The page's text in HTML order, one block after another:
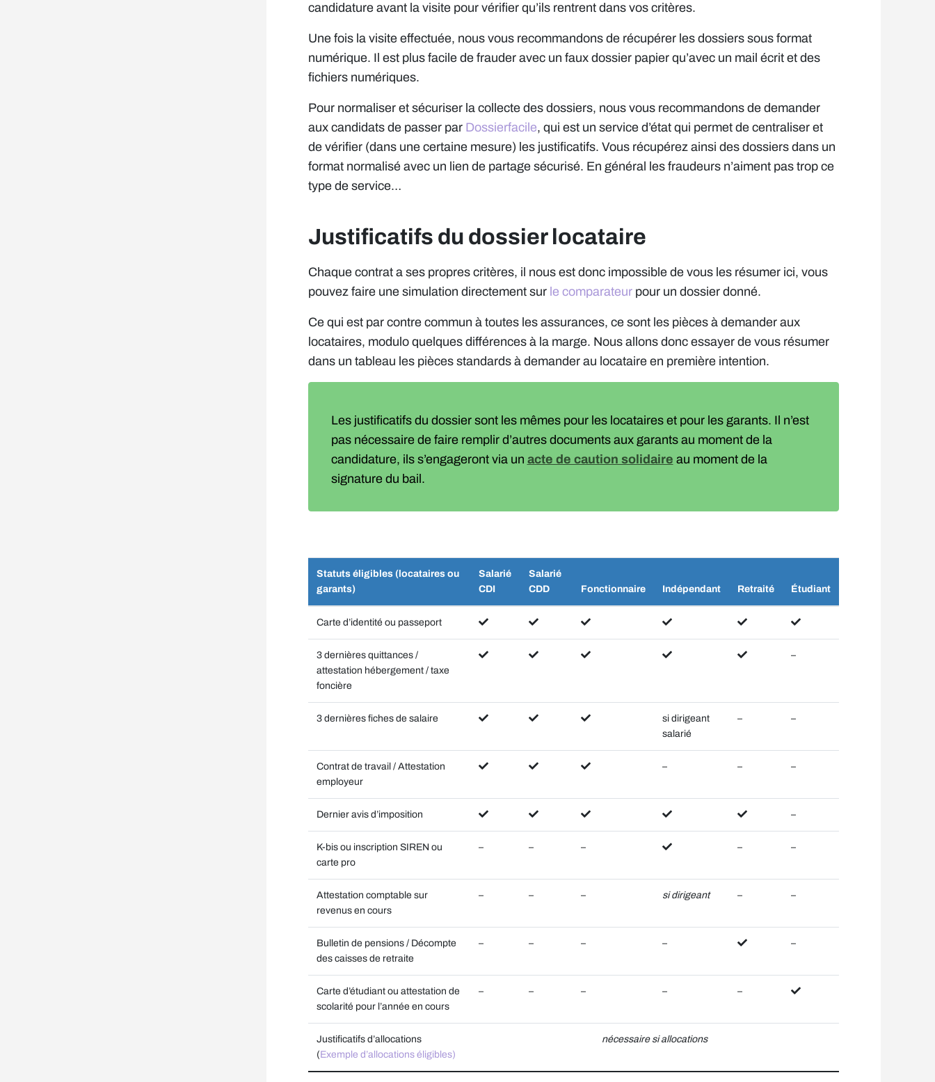
candidature avant la visite pour vérifier qu’ils rentrent dans vos critères.
Une fois la visite effectuée, nous vous recommandons de récupérer les dossiers sous format
numérique. Il est plus facile de frauder avec un faux dossier papier qu’avec un mail écrit et des
fichiers numériques.
Pour normaliser et sécuriser la collecte des dossiers, nous vous recommandons de demander
aux candidats de passer par Dossierfacile, qui est un service d’état qui permet de centraliser et
de vérifier (dans une certaine mesure) les justificatifs. Vous récupérez ainsi des dossiers dans un
format normalisé avec un lien de partage sécurisé. En général les fraudeurs n’aiment pas trop ce
type de service…
Justificatifs du dossier locataire
Chaque contrat a ses propres critères, il nous est donc impossible de vous les résumer ici, vous
pouvez faire une simulation directement sur le comparateurpour un dossier donné.
Ce qui est par contre commun à toutes les assurances, ce sont les pièces à demander aux
locataires, modulo quelques différences à la marge. Nous allons donc essayer de vous résumer
dans un tableau les pièces standards à demander au locataire en première intention.
Les justificatifs du dossier sont les mêmes pour les locataires et pour les garants. Il n’est
pas nécessaire de faire remplir d’autres documents aux garants au moment de la
candidature, ils s’engageront via un acte de caution solidaire au moment de la
signature du bail.
Statuts éligibles (locataires ou
garants)
Salarié
CDI
Salarié
CDD
Fonctionnaire Indépendant Retraité Étudiant
Carte d’identité ou passeport
3 dernières quittances /
attestation hébergement / taxe
foncière
–
3 dernières fiches de salaire
si dirigeant
salarié
– –
Contrat de travail / Attestation
employeur
– – –
Dernier avis d’imposition –
K-bis ou inscription SIREN ou
carte pro
– – – – –
Attestation comptable sur
revenus en cours
– – – si dirigeant – –
Bulletin de pensions / Décompte
des caisses de retraite
– – – – –
Carte d’étudiant ou attestation de
scolarité pour l’année en cours
– – – – –
Justificatifs d’allocations
(Exemple d’allocations éligibles)
nécessaire si allocations